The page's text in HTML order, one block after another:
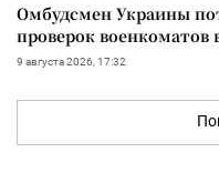
Омбудсмен Украины
проверок военкоматов
9 августа 2026, 17:32